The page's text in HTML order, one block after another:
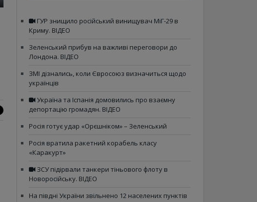
ГУР знищило російський винищувач МіГ-29 в
Криму. ВІДЕО
Зеленський прибув на важливі переговори до
Лондона. ВІДЕО
ЗМІ дізнались, коли Євросоюз визначиться щодо
українців
Україна та Іспанія домовились про взаємну
депортацію громадян. ВІДЕО
Росія готує удар «Орєшніком» – Зеленський
Росія вратила ракетний корабель класу
«Каракурт»
ЗСУ підірвали танкери тіньового флоту в
Новоросійську. ВІДЕО
На півдні України звільнено 12 населених пунктів